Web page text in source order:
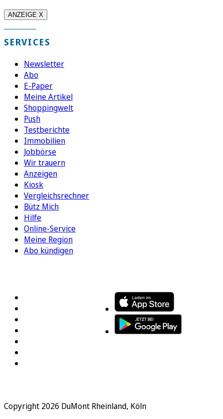
ANZEIGE X
SERVICES
Newsletter
Abo
E-Paper
Meine Artikel
Shoppingwelt
Push
Testberichte
Immobilien
Jobbörse
Wir trauern
Anzeigen
Kiosk
Vergleichsrechner
Bütz Mich
Hilfe
Online-Service
Meine Region
Abo kündigen
Copyright 2026 DuMont Rheinland, Köln